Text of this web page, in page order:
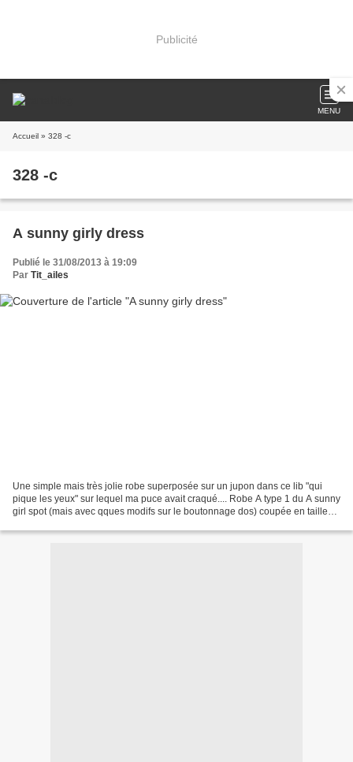
Publicité
MENU
Accueil » 328 -c
328 -c
A sunny girly dress
Publié le 31/08/2013 à 19:09
Par Tit_ailes
Une simple mais très jolie robe superposée sur un jupon dans ce lib "qui
pique les yeux" sur lequel ma puce avait craqué.... Robe A type 1 du A sunny
girl spot (mais avec qques modifs sur le boutonnage dos) coupée en taille